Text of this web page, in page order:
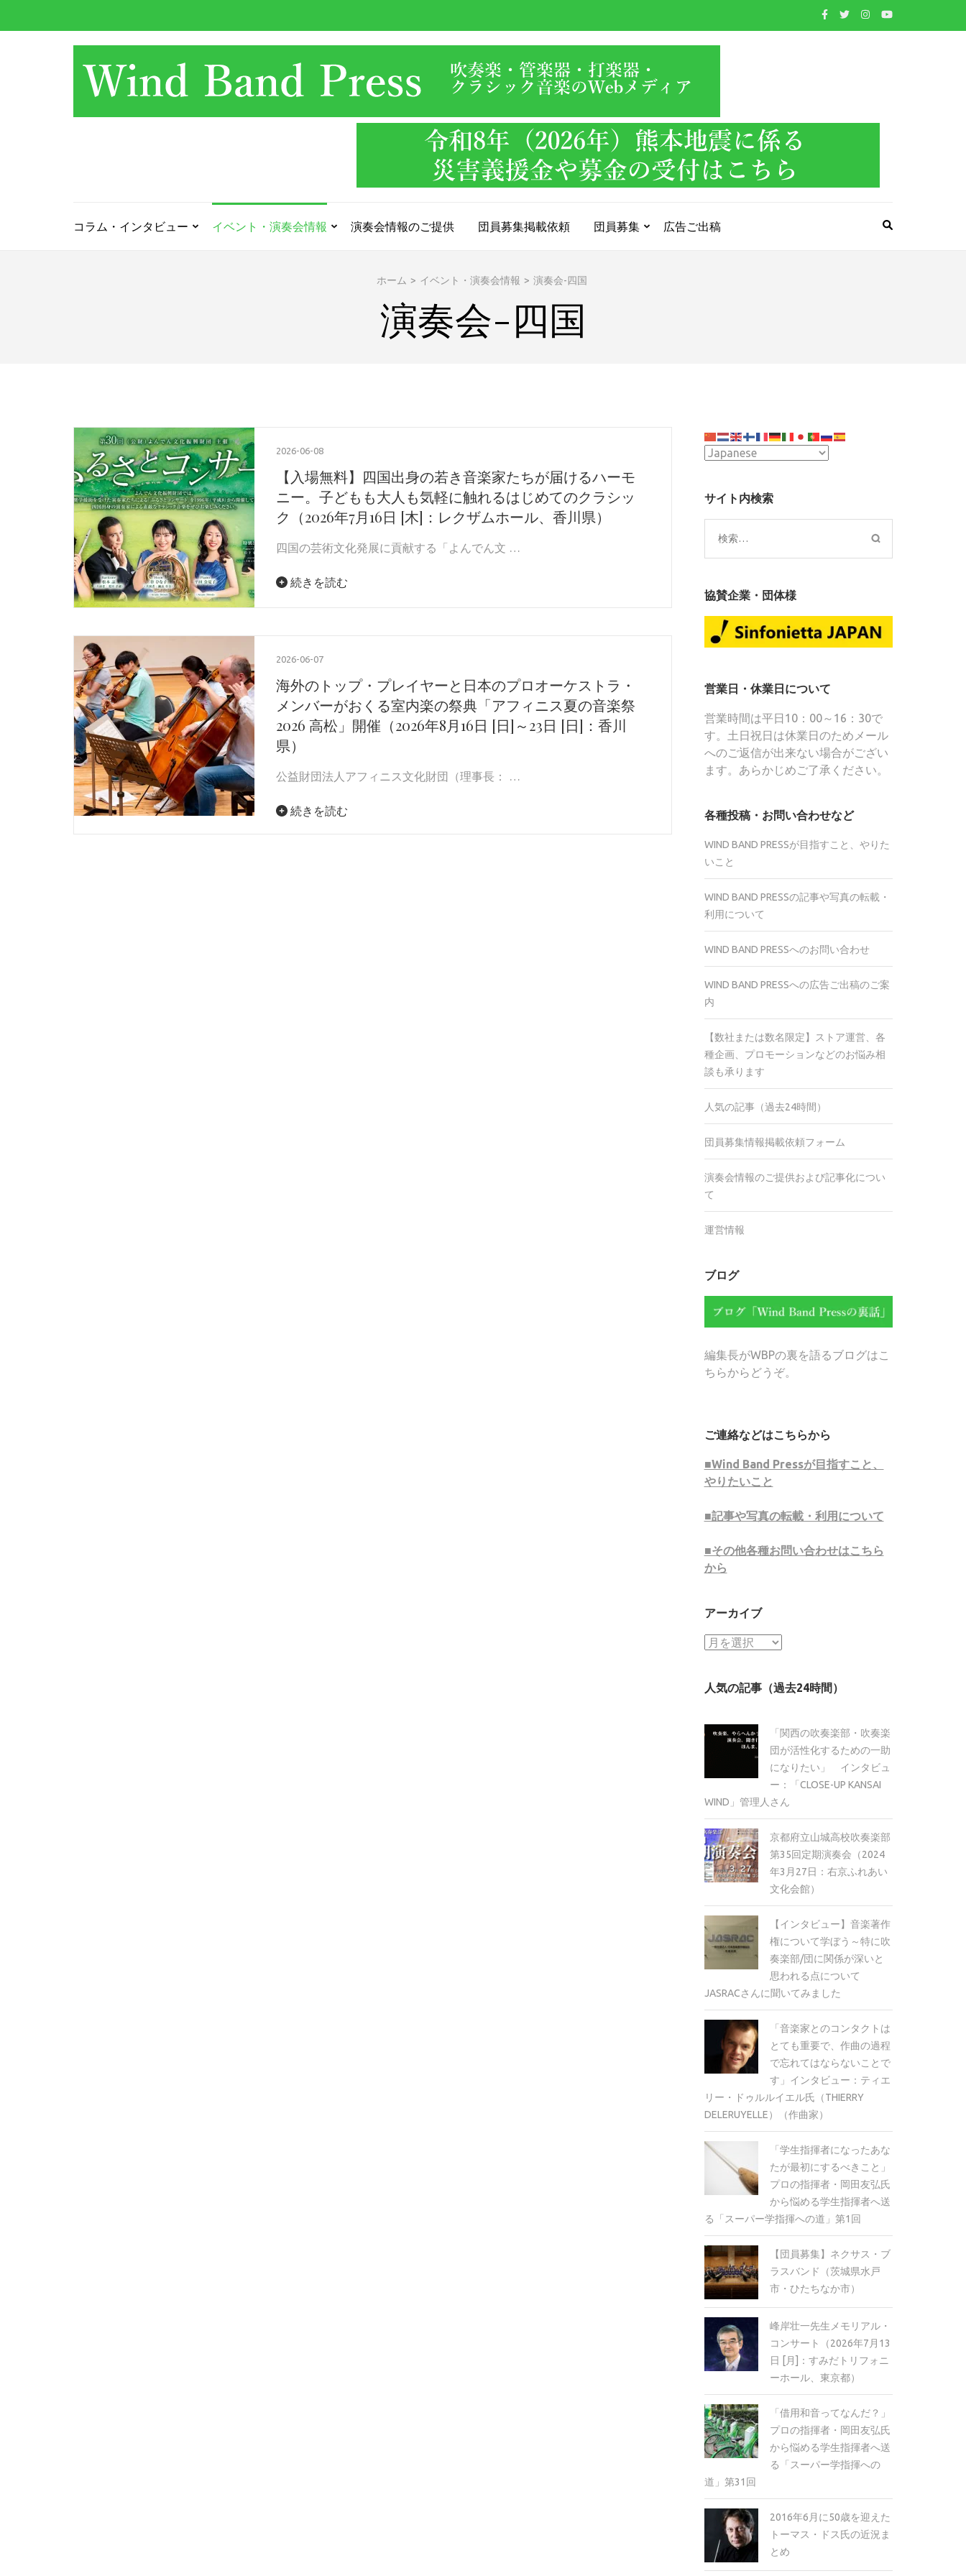
PRESS
コラム・インタビュー イベント・演奏会情報 演奏会情報のご提供 団員募集掲載依頼 団員募集 広告ご出稿
ホーム > イベント・演奏会情報 > 演奏会-四国
演奏会-四国
2026-06-08
【入場無料】四国出身の若き音楽家たちが届けるハーモ
ニー。子どもも大人も気軽に触れるはじめてのクラシッ
ク（2026年7月16日 [木]：レクザムホール、香川県）
四国の芸術文化発展に貢献する「よんでん文 …
続きを読む
2026-06-07
海外のトップ・プレイヤーと日本のプロオーケストラ・
メンバーがおくる室内楽の祭典「アフィニス夏の音楽祭
2026 高松」開催（2026年8月16日 [日]～23日 [日]：香川
県）
公益財団法人アフィニス文化財団（理事長： …
続きを読む
サイト内検索
検
索:
協賛企業・団体様
営業日・休業日について
営業時間は平日10：00～16：30で
す。土日祝日は休業日のためメール
へのご返信が出来ない場合がござい
ます。あらかじめご了承ください。
各種投稿・お問い合わせなど
WIND BAND PRESSが目指すこと、やりた
いこと
WIND BAND PRESSの記事や写真の転載・
利用について
WIND BAND PRESSへのお問い合わせ
WIND BAND PRESSへの広告ご出稿のご案
内
【数社または数名限定】ストア運営、各
種企画、プロモーションなどのお悩み相
談も承ります
人気の記事（過去24時間）
団員募集情報掲載依頼フォーム
演奏会情報のご提供および記事化につい
て
運営情報
ブログ
編集長がWBPの裏を語るブログはこ
ちらからどうぞ。
ご連絡などはこちらから
■Wind Band Pressが目指すこと、
やりたいこと
■記事や写真の転載・利用について
■その他各種お問い合わせはこちら
から
アーカイブ
ア
イ
人気の記事（過去24時間）
「関西の吹奏楽部・吹奏楽
団が活性化するための一助
になりたい」 インタビュ
ー：「CLOSE-UP KANSAI
WIND」管理人さん
京都府立山城高校吹奏楽部
第35回定期演奏会（2024
年3月27日：右京ふれあい
文化会館）
【インタビュー】音楽著作
権について学ぼう～特に吹
奏楽部/団に関係が深いと
思われる点について
JASRACさんに聞いてみました
「音楽家とのコンタクトは
とても重要で、作曲の過程
で忘れてはならないことで
す」インタビュー：ティエ
リー・ドゥルルイエル氏（THIERRY
DELERUYELLE）（作曲家）
「学生指揮者になったあな
たが最初にするべきこと」
プロの指揮者・岡田友弘氏
から悩める学生指揮者へ送
る「スーパー学指揮への道」第1回
【団員募集】ネクサス・ブ
ラスバンド（茨城県水戸
市・ひたちなか市）
峰岸壮一先生メモリアル・
コンサート（2026年7月13
日 [月]：すみだトリフォニ
ーホール、東京都）
「借用和音ってなんだ？」
プロの指揮者・岡田友弘氏
から悩める学生指揮者へ送
る「スーパー学指揮への
道」第31回
2016年6月に50歳を迎えた
トーマス・ドス氏の近況ま
とめ